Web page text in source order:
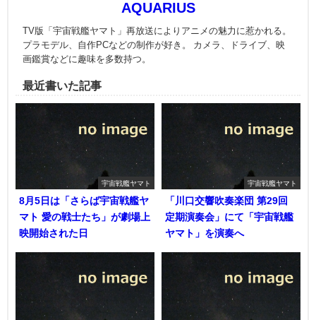
AQUARIUS
TV版「宇宙戦艦ヤマト」再放送によりアニメの魅力に惹かれる。
プラモデル、自作PCなどの制作が好き。 カメラ、ドライブ、映
画鑑賞などに趣味を多数持つ。
最近書いた記事
宇宙戦艦ヤマト
8月5日は「さらば宇宙戦艦ヤ
マト 愛の戦士たち」が劇場上
映開始された日
宇宙戦艦ヤマト
「川口交響吹奏楽団 第29回
定期演奏会」にて「宇宙戦艦
ヤマト」を演奏へ